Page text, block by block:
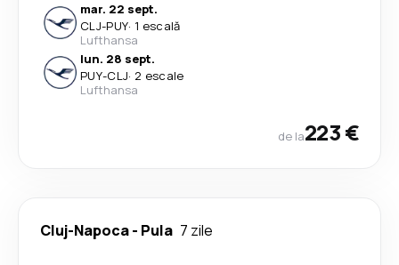
mar. 22 sept.
CLJ-PUY· 1 escală
Lufthansa
lun. 28 sept.
PUY-CLJ· 2 escale
Lufthansa
de la223 €
Cluj-Napoca- Pula 7 zile